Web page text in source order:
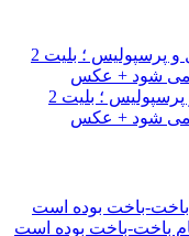
بازار سیاه در فروش بلیت بازی استقلال و پرسپولیس ؛ بلیت 2
می شود + عکس
باخت-باخت بوده است